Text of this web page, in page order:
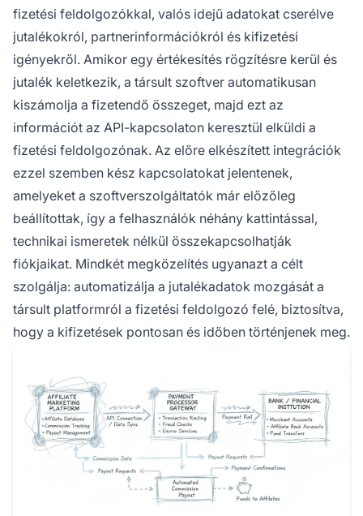
fizetési feldolgozókkal, valós idejű adatokat cserélve
jutalékokról, partnerinformációkról és kifizetési
igényekről. Amikor egy értékesítés rögzítésre kerül és
jutalék keletkezik, a társult szoftver automatikusan
kiszámolja a fizetendő összeget, majd ezt az
információt az API-kapcsolaton keresztül elküldi a
fizetési feldolgozónak. Az előre elkészített integrációk
ezzel szemben kész kapcsolatokat jelentenek,
amelyeket a szoftverszolgáltatók már előzőleg
beállítottak, így a felhasználók néhány kattintással,
technikai ismeretek nélkül összekapcsolhatják
fiókjaikat. Mindkét megközelítés ugyanazt a célt
szolgálja: automatizálja a jutalékadatok mozgását a
társult platformról a fizetési feldolgozó felé, biztosítva,
hogy a kifizetések pontosan és időben történjenek meg.